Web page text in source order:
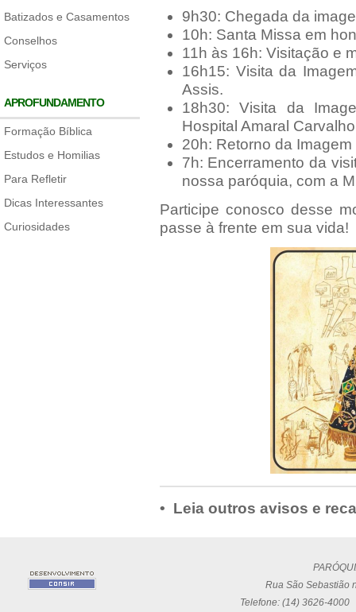
Batizados e Casamentos
Conselhos
Serviços
APROFUNDAMENTO
Formação Bíblica
Estudos e Homilias
Para Refletir
Dicas Interessantes
Curiosidades
9h30: Chegada da
10h: Santa Missa em
11h às 16h: Visitação e
16h15: Visita da
Assis.
18h30: Visita da
Hospital Amaral
20h: Retorno da
7h: Encerramento da
nossa paróquia, com a
Participe conosco desse
passe à frente em sua vida!
• Leia outros avisos e
Rua São Sebastião
Telefone: (14) 3626-